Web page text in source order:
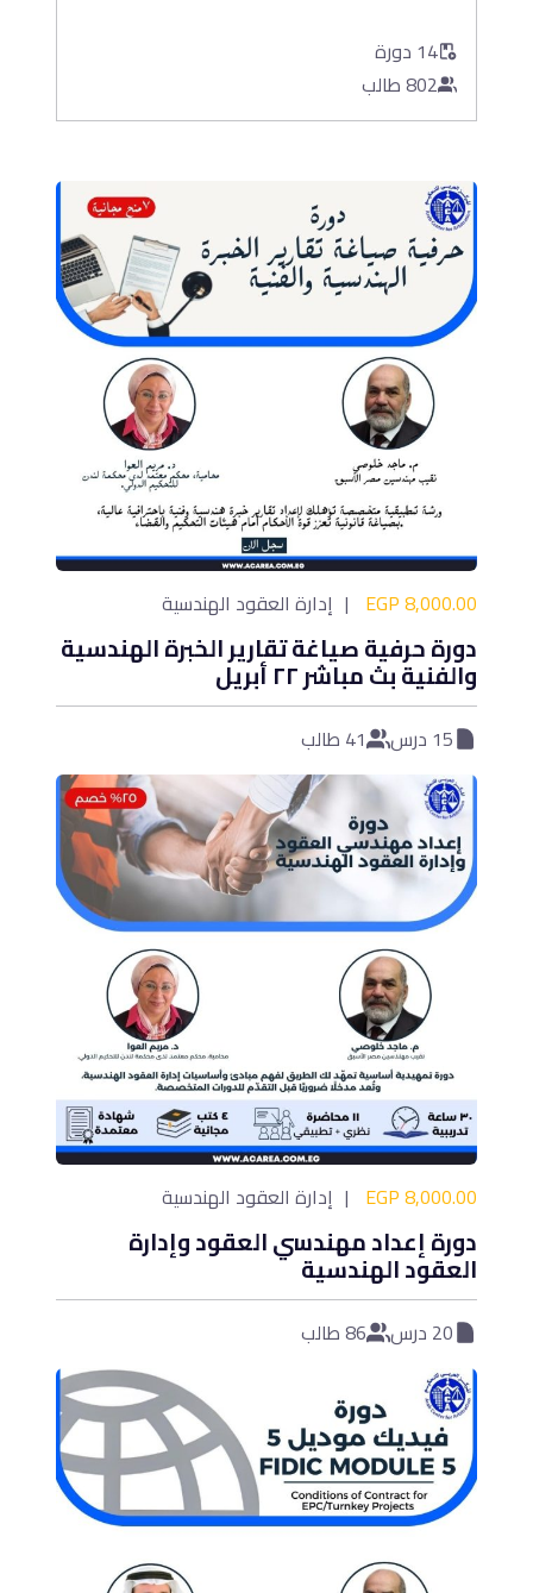
14 دورة
802 طالب
8,000.00 EGP إدارة العقود الهندسية
دورة حرفية صياغة تقارير الخبرة الهندسية
والفنية بث مباشر ٢٢ أبريل
15 درس 41 طالب
8,000.00 EGP إدارة العقود الهندسية
دورة إعداد مهندسي العقود وإدارة
العقود الهندسية
20 درس 86 طالب